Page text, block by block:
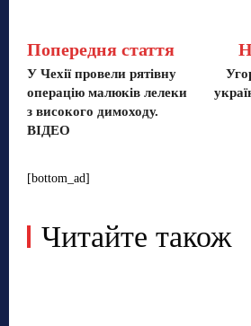
Попередня стаття
У Чехії провели рятівну
операцію малюків лелеки
з високого димоходу.
ВІДЕО
[bottom_ad]
Читайте також